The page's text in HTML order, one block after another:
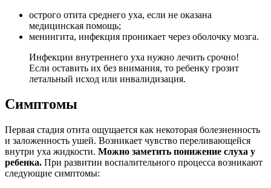
острого отита среднего уха, если не оказана
медицинская помощь;
менингита, инфекция проникает через оболочку мозга.
Инфекции внутреннего уха нужно лечить срочно!
Если оставить их без внимания, то ребенку грозит
летальный исход или инвалидизация.
Симптомы
Первая стадия отита ощущается как некоторая болезненность
и заложенность ушей. Возникает чувство переливающейся
внутри уха жидкости. Можно заметить понижение слуха у
ребенка. При развитии воспалительного процесса возникают
следующие симптомы: